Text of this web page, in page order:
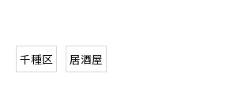
千種区 居酒屋